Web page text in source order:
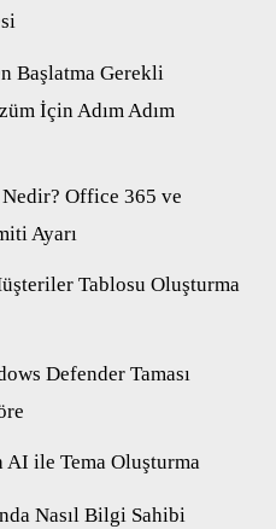
Başlatma Gerekli
İçin Adım Adım
Office 365 ve
Ayarı
Tablosu Oluşturma
Defender Taması
ile Tema Oluşturma
Nasıl Bilgi Sahibi